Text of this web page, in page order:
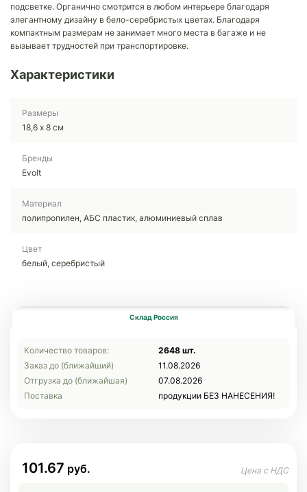
подсветке. Органично смотрится в любом интерьере благодаря
элегантному дизайну в бело-серебристых цветах. Благодаря
компактным размерам не занимает много места в багаже и не
вызывает трудностей при транспортировке.
Характеристики
Размеры
18,6 х 8 см
Бренды
Evolt
Материал
полипропилен, АБС пластик, алюминиевый сплав
Цвет
белый, серебристый
Склад Россия
Количество товаров:
2648 шт.
Заказ до (ближайший)
11.08.2026
Отгрузка до (ближайшая)
07.08.2026
Поставка
продукции БЕЗ НАНЕСЕНИЯ!
101.67